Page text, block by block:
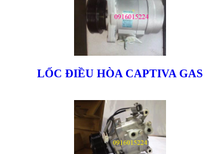
LỐC ĐIỀU HÒA CAPTIVA GAS